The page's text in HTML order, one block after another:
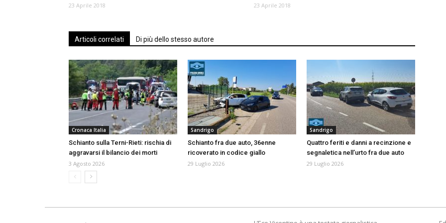
23 Aprile 2018 23 Aprile 2018
Articoli correlati Di più dello stesso autore
Cronaca Italia
Schianto sulla Terni-Rieti: rischia di
aggravarsi il bilancio dei morti
3 Agosto 2026
Sandrigo
Schianto fra due auto, 36enne
ricoverato in codice giallo
29 Luglio 2026
Sandrigo
Quattro feriti e danni a recinzione e
segnaletica nell’urto fra due auto
29 Luglio 2026